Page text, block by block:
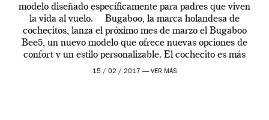
modelo diseñado específicamente para padres que viven
la vida al vuelo. Bugaboo, la marca holandesa de
cochecitos, lanza el próximo mes de marzo el Bugaboo
Bee5, un nuevo modelo que ofrece nuevas opciones de
confort y un estilo personalizable. El cochecito es más
fácil de […]
15 / 02 / 2017 — VER MÁS